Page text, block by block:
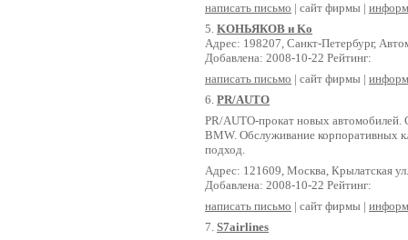
написать письмо | сайт фирмы |
5. KОНЬЯКОВ и Kо
Адрес: 198207, Санкт-Петербург,
Добавлена: 2008-10-22 Рейтинг:
написать письмо | сайт фирмы |
6. PR/AUTO
PR/AUTO-прокат новых
BMW. Обслуживание корпоративных
подход.
Адрес: 121609, Москва, Крылатская
Добавлена: 2008-10-22 Рейтинг:
написать письмо | сайт фирмы |
7. S7airlines